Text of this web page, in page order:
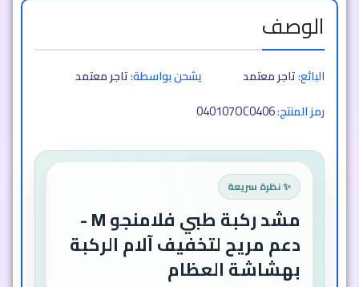
الوصف
البائع:تاجر معتمد يشحن بواسطة:تاجر معتمد
رمز المنتج:040107OC0406
✨ نظرة سريعة
مشد ركبة طبي فلامنجو M -
دعم مريح لتخفيف آلام الركبة
بهشاشة العظام